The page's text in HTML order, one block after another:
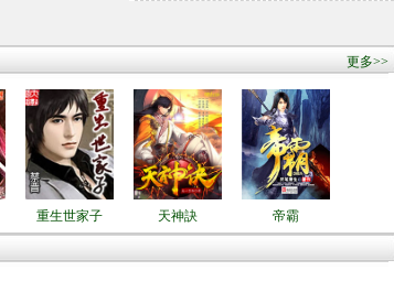
更多>>
重生世家子 天神訣 帝霸